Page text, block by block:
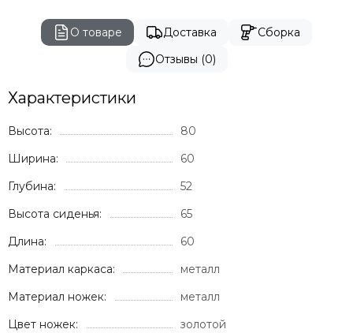
О товаре Доставка
Сборка
Отзывы (0)
Характеристики
Высота:
80
Ширина:
60
Глубина:
52
Высота сиденья:
65
Длина:
60
Материал каркаса:
металл
Материал ножек:
металл
Цвет ножек:
золотой